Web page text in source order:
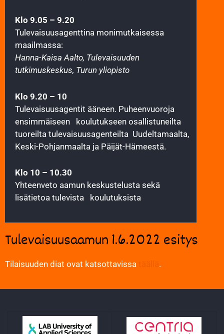
Klo 9.05 – 9.20
Tulevaisuusagenttina monimutkaisessa
maailmassa:
Hanna-Kaisa Aalto, Tulevaisuuden
tutkimuskeskus, Turun yliopisto
Klo 9.20 – 10
Tulevaisuusagentit ääneen. Puheenvuoroja
ensimmäiseen koulutukseen osallistuneilta
tuoreilta tulevaisuusagenteilta Uudeltamaalta,
Keski-Pohjanmaalta ja Päijät-Hämeestä.
Klo 10 – 10.30
Yhteenveto aamun keskustelusta sekä
lisätietoa tulevista koulutuksista
Tulevaisuusaamun 1.6.2022 esitys
Tilaisuuden diat ovat katsottavissa .